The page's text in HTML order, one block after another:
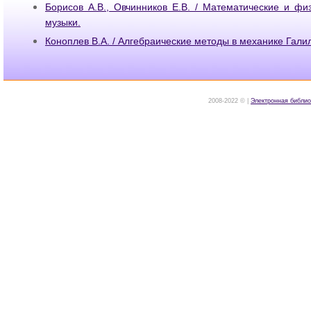
Борисов А.В., Овчинников Е.В. / Математические и
музыки.
Коноплев В.А. / Алгебраические методы в механике
2008-2022 © | Электронная